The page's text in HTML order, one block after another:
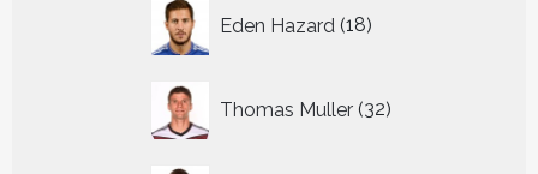
Eden Hazard 18
producten
Thomas Muller 32
producten